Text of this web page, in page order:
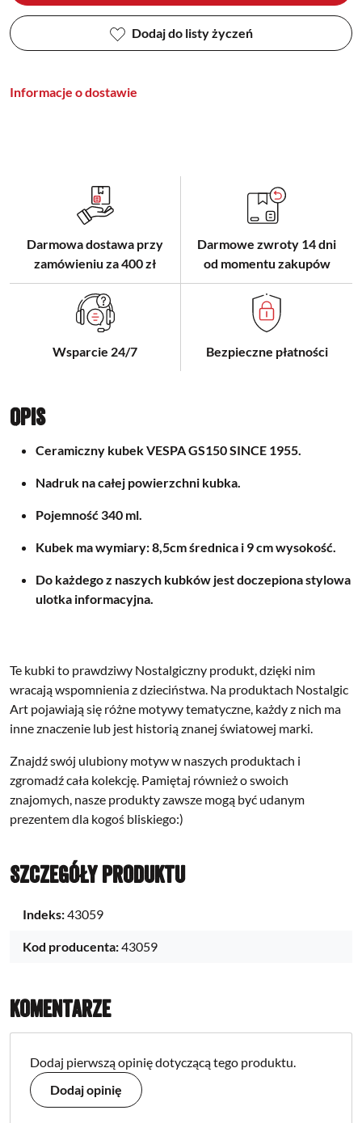
Dodaj do listy życzeń
Informacje o dostawie
Darmowa dostawa przy
zamówieniu za 400 zł
Darmowe zwroty 14 dni
od momentu zakupów
Wsparcie 24/7 Bezpieczne płatności
Opis
Ceramiczny kubek VESPA GS150 SINCE 1955.
Nadruk na całej powierzchni kubka.
Pojemność 340 ml.
Kubek ma wymiary: 8,5cm średnica i 9 cm wysokość.
Do każdego z naszych kubków jest doczepiona stylowa
ulotka informacyjna.
Te kubki to prawdziwy Nostalgiczny produkt, dzięki nim
wracają wspomnienia z dzieciństwa. Na produktach Nostalgic
Art pojawiają się różne motywy tematyczne, każdy z nich ma
inne znaczenie lub jest historią znanej światowej marki.
Znajdź swój ulubiony motyw w naszych produktach i
zgromadź cała kolekcję. Pamiętaj również o swoich
znajomych, nasze produkty zawsze mogą być udanym
prezentem dla kogoś bliskiego:)
Szczegóły produktu
Indeks:43059
Kod producenta:43059
Komentarze
Dodaj pierwszą opinię dotyczącą tego produktu.
Dodaj opinię